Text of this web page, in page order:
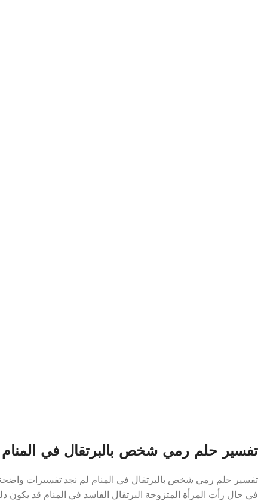
تفسير حلم رمي شخص بالبرتقال في المنام
تفسير حلم رمي شخص بالبرتقال في المنام لم نجد تفسيرات
في حال رأت المرأة المتزوجة البرتقال الفاسد في المنام قد يكون